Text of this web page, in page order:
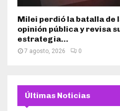
Milei perdió la batalla de
opinión pública y revisa
estrategia...
7 agosto, 2026 0
Últimas Noticias